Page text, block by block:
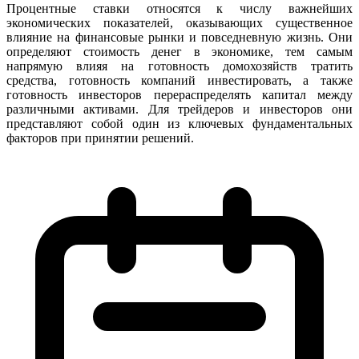
Процентные ставки относятся к числу важнейших
экономических показателей, оказывающих существенное
влияние на финансовые рынки и повседневную жизнь. Они
определяют стоимость денег в экономике, тем самым
напрямую влияя на готовность домохозяйств тратить
средства, готовность компаний инвестировать, а также
готовность инвесторов перераспределять капитал между
различными активами. Для трейдеров и инвесторов они
представляют собой один из ключевых фундаментальных
факторов при принятии решений.